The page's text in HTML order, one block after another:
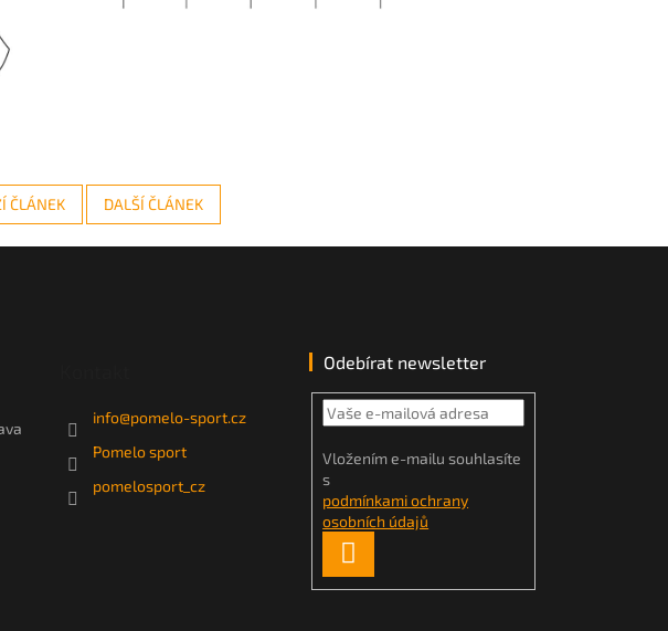
ČLÁNEK DALŠÍ ČLÁNEK
info@pomelo-sport.cz
Pomelo sport
pomelosport_cz
Odebírat newsletter
Vložením e-mailu souhlasíte
s
podmínkami ochrany
osobních údajů
SE